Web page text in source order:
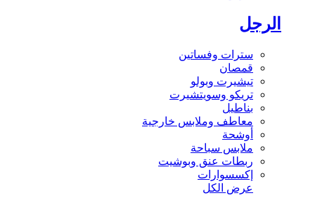
الرجل
سترات وفساتين
قمصان
تيشيرت وبولو
تريكو وسويتشيرت
بناطيل
معاطف وملابس خارجية
أوشحة
ملابس سباحة
ربطات عنق وبوشيت
إكسسوارات
عرض الكل